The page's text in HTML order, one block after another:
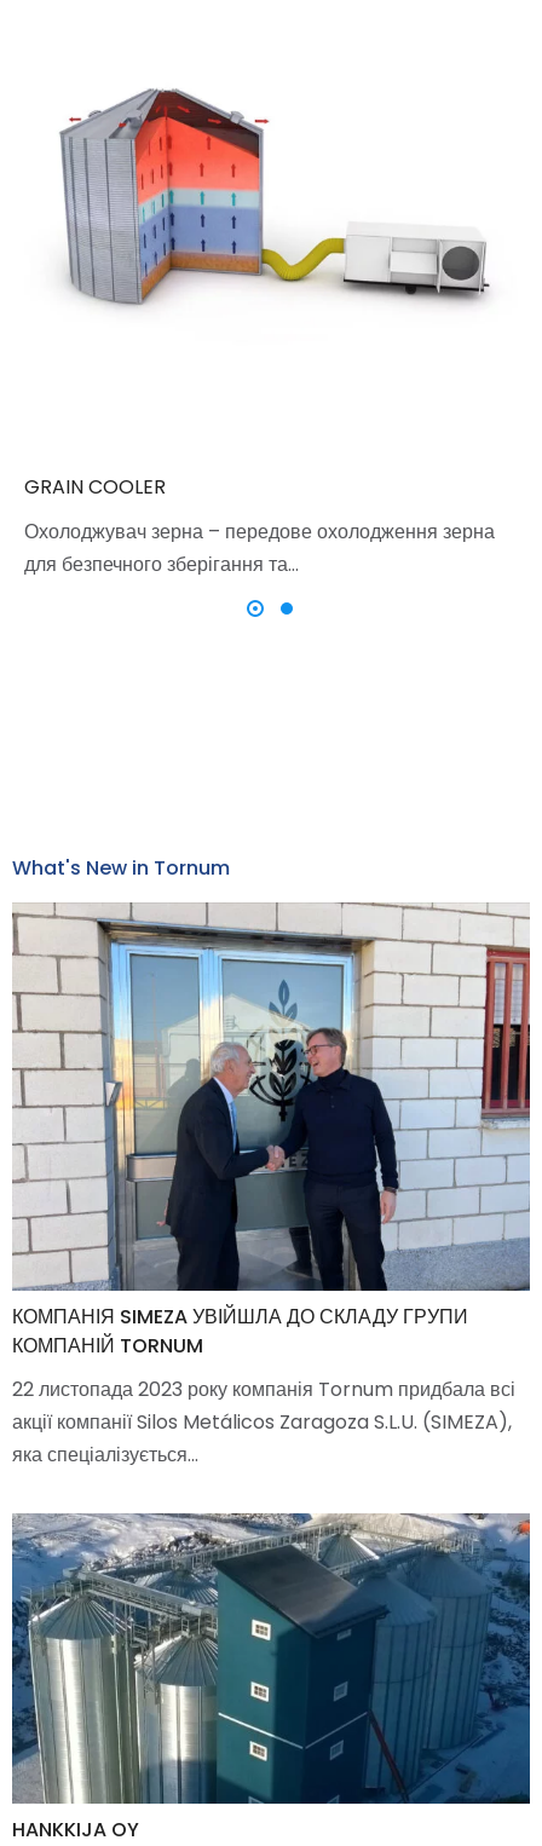
GRAIN COOLER
Охолоджувач зерна – передове охолодження зерна
для безпечного зберігання та…
What's New in Tornum
КОМПАНІЯ SIMEZA УВІЙШЛА ДО СКЛАДУ ГРУПИ
КОМПАНІЙ TORNUM
22 листопада 2023 року компанія Tornum придбала всі
акції компанії Silos Metálicos Zaragoza S.L.U. (SIMEZA),
яка спеціалізується…
HANKKIJA OY